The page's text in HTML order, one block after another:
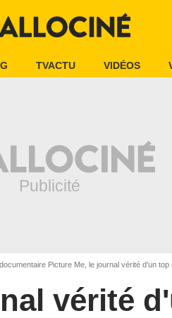
TVACTU VIDÉOS
Picture Me, le journal vérité d'un top
vérité